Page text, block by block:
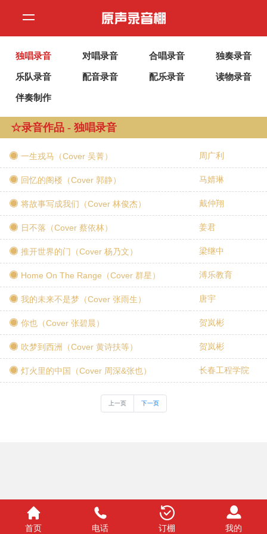
独唱录音 对唱录音 合唱录音 独奏录音
乐队录音 配音录音 配乐录音 读物录音
伴奏制作
☆录音作品 - 独唱录音
一生戎马（Cover 吴菁） 周广利
回忆的阁楼（Cover 郭静） 马婧琳
将故事写成我们（Cover 林俊杰） 戴仲翔
日不落（Cover 蔡依林） 姜君
推开世界的门（Cover 杨乃文） 梁继中
Home On The Range（Cover 群星） 溥乐教育
我的未来不是梦（Cover 张雨生） 唐宇
你也（Cover 张碧晨） 贺岚彬
吹梦到西洲（Cover 黄诗扶等） 贺岚彬
灯火里的中国（Cover 周深&张也） 长春工程学院
上一页 下一页
首页 电话 订棚 我的